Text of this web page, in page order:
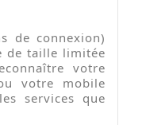
de connexion)
de taille limitée
votre
votre mobile
services que